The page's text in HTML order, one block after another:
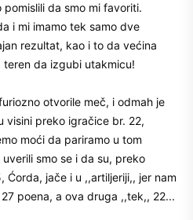
da smo mi favoriti.
i mi imamo tek samo dve
rezultat, kao i to da većina
da izgubi utakmicu!
otvorile meč, i odmah je
visini preko igračice br. 22,
moći da pariramo u tom
smo se i da su, preko
jače i u ,,artiljeriji,, jer nam
poena, a ova druga ,,tek,, 22...